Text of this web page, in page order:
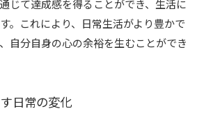
じて達成感を得ることができ、生活に
。これにより、日常生活がより豊かで
自分自身の心の余裕を生むことができ
日常の変化